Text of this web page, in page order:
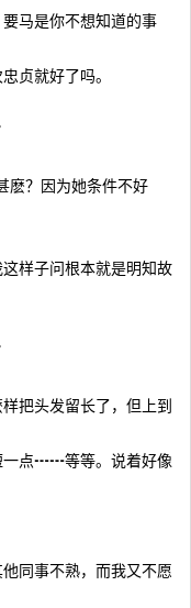
马是你不想知道的事
贞就好了吗。
麽？因为她条件不好
样子问根本就是明知故
把头发留长了，但上到
一点┅┅等等。说着好像
同事不熟，而我又不愿